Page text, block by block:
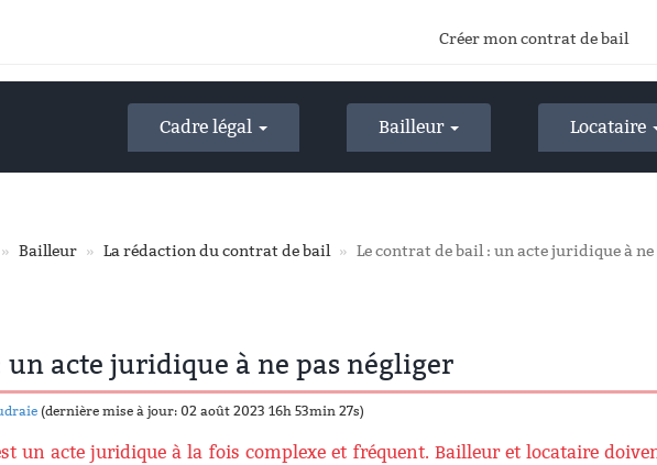
Créer mon contrat de bail
Cadre légal Bailleur Locataire
Bailleur La rédaction du contrat de bail Le contrat de bail : un acte juridique à
un acte juridique à ne pas négliger
(dernière mise à jour: 02 août 2023 16h 53min 27s)
un acte juridique à la fois complexe et fréquent. Bailleur et locataire